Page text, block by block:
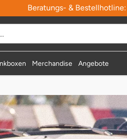
Beratungs- &
Merchandise Angebote